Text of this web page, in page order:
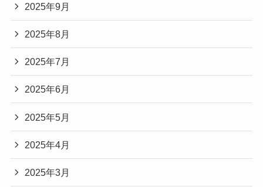
2025年9月
2025年8月
2025年7月
2025年6月
2025年5月
2025年4月
2025年3月